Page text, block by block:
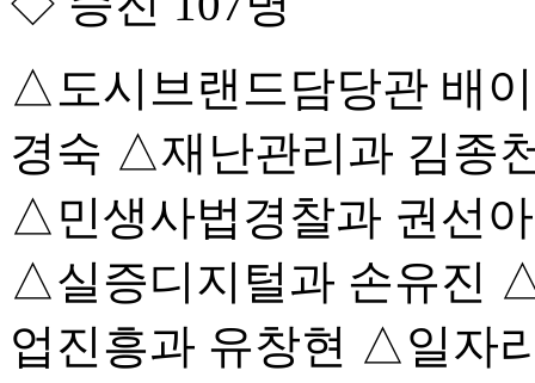
△도시브랜드담당관 배
경숙 △재난관리과 김종
△민생사법경찰과 권선
△실증디지털과 손유진
업진흥과 유창현 △일자